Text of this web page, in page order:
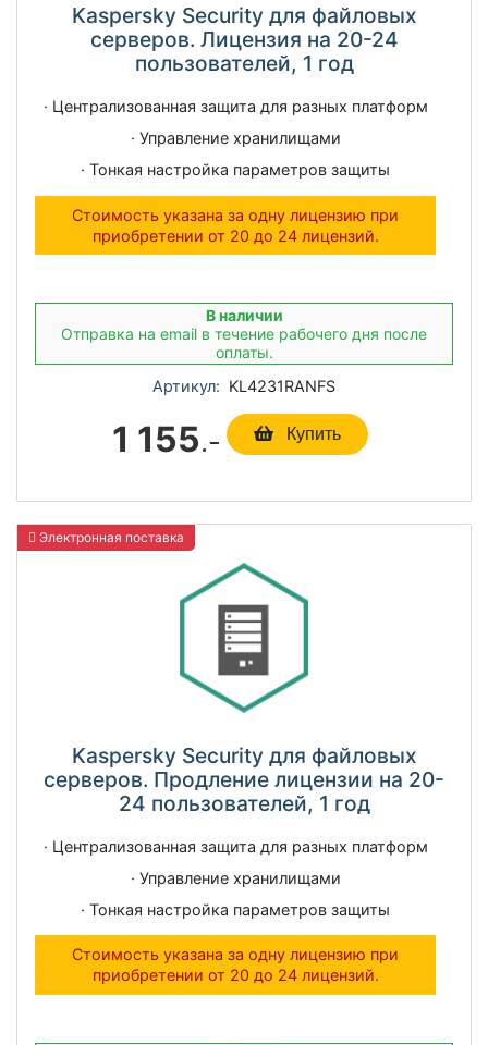
Kaspersky Security для файловых
серверов. Лицензия на 20-24
пользователей, 1 год
· Централизованная защита для разных платформ
· Управление хранилищами
· Тонкая настройка параметров защиты
Стоимость указана за одну лицензию при
приобретении от 20 до 24 лицензий.
В наличии
Отправка на email в течение рабочего дня после
оплаты.
Артикул: KL4231RANFS
1 155.- Купить
Электронная поставка
Kaspersky Security для файловых
серверов. Продление лицензии на 20-
24 пользователей, 1 год
· Централизованная защита для разных платформ
· Управление хранилищами
· Тонкая настройка параметров защиты
Стоимость указана за одну лицензию при
приобретении от 20 до 24 лицензий.